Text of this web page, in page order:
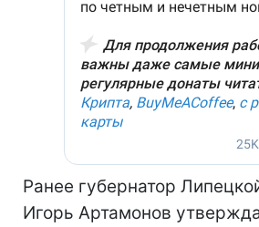
Ранее губернатор
Игорь Артамонов